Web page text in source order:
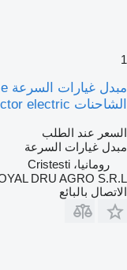
1
الشاحنات Scania cu husă și conector electric
السعر عند الطلب
مبدل غيارات السرعة
رومانيا، Cristesti
DRU AGRO S.R.L.
الاتصال بالبائع